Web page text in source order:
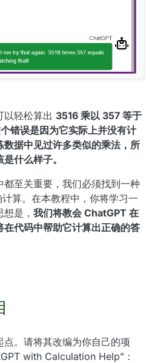
以轻松算出 3516 乘以 357 等于
错误是因为它实际上并没有计
数据中见过许多类似的乘法，所
什么样子。
至关重要，我们必须找到一种
算。在本教程中，你将学习一
是， 我们将教会 ChatGPT 在
代码中帮助它计算出正确的答
。请将其改编为你自己的项
with Calculation Help”：